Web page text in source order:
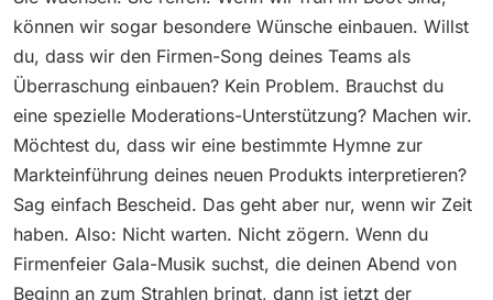
können wir sogar besondere Wünsche einbauen. Willst
du, dass wir den Firmen-Song deines Teams als
Überraschung einbauen? Kein Problem. Brauchst du
eine spezielle Moderations-Unterstützung? Machen wir.
Möchtest du, dass wir eine bestimmte Hymne zur
Markteinführung deines neuen Produkts interpretieren?
Sag einfach Bescheid. Das geht aber nur, wenn wir Zeit
haben. Also: Nicht warten. Nicht zögern. Wenn du
Firmenfeier Gala-Musik suchst, die deinen Abend von
Beginn an zum Strahlen bringt, dann ist jetzt der